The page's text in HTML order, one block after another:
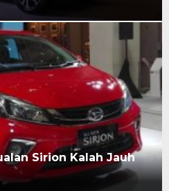
Sirion Kalah Jauh